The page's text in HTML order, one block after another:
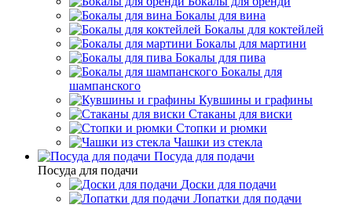
Бокалы для вина
Бокалы для коктейлей
Бокалы для мартини
Бокалы для пива
Бокалы для
шампанского
Кувшины и графины
Стаканы для виски
Стопки и рюмки
Чашки из стекла
Посуда для подачи
Посуда для подачи
Доски для подачи
Лопатки для подачи